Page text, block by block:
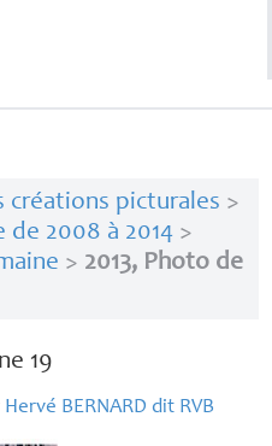
créations picturales >
de 2008 à 2014>
> 2013, Photo de
19
Hervé BERNARD dit RVB